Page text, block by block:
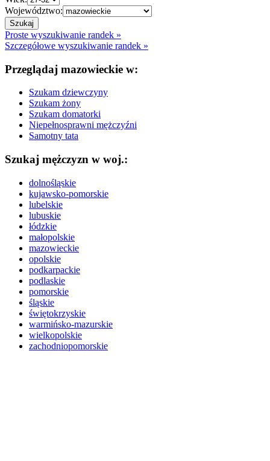
Województwo:
Proste wyszukiwanie randek »
Szczegółowe wyszukiwanie randek »
Przeglądaj mazowieckie w:
Szukam dziewczyny
Szukam żony
Szukam domatorki
Niepełnosprawni mężczyźni
Samotny tata
Szukaj mężczyzn w woj.:
dolnośląskie
kujawsko-pomorskie
lubelskie
lubuskie
łódzkie
małopolskie
mazowieckie
opolskie
podkarpackie
podlaskie
pomorskie
śląskie
świętokrzyskie
warmińsko-mazurskie
wielkopolskie
zachodniopomorskie